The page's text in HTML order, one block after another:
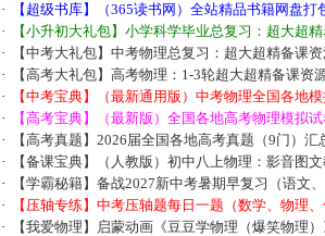
·
【超级书库】（365读书网）全站精品书籍网盘打
·
【小升初大礼包】小学科学毕业总复习：超大超
·
【中考大礼包】中考物理总复习：超大超精备课
·
【高考大礼包】高考物理：1-3轮超大超精备课资
·
【中考宝典】（最新通用版）中考物理全国各地
·
【高考宝典】（最新版）全国各地高考物理模拟
·
【高考真题】2026届全国各地高考真题（9门）汇
·
【备课宝典】（人教版）初中八上物理：影音图
·
【学霸秘籍】备战2027新中考暑期早复习（语文
·
【压轴专练】中考压轴题每日一题（数学、物理、
·
【我爱物理】启蒙动画《豆豆学物理（爆笑物理